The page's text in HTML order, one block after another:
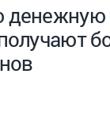
денежную